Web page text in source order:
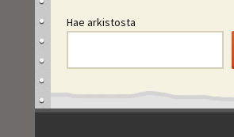
Hae arkistosta